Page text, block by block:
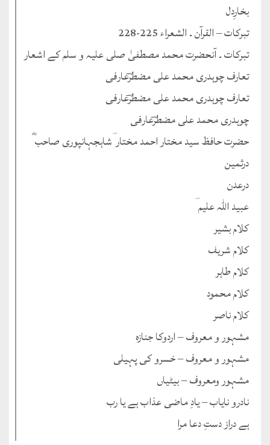
بخارِدل
تبرکات – القرآن ۔ الشعراء 225-228
تبرکات ۔ آنحضرت محمد مصطفیٰ صلی علیہ و سلم کے اشعار
تعارف چوہدری محمد علی مضطرؔعارفی
تعارف چوہدری محمد علی مضطرؔعارفی
چوہدری محمد علی مضطرؔعارفی
حضرت حافظ سید مختار احمد مختار ؔشاہجہانپوری صاحب ؓ
درثمین
درعدن
عبید اللہ علیم ؔ
کلام بشیر
کلام شریف
کلام طاہر
کلام محمود
کلام ناصر
مشہور و معروف – اردوکا جنازہ
مشہور و معروف – خسرو کی پہیلی
مشہور ومعروف – بیٹیاں
نادرو نایاب – یادِ ماضی عذاب ہے یا رب
ہے دراز دستِ دعا مرا